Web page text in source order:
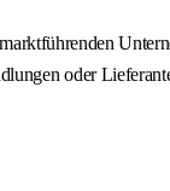
oder